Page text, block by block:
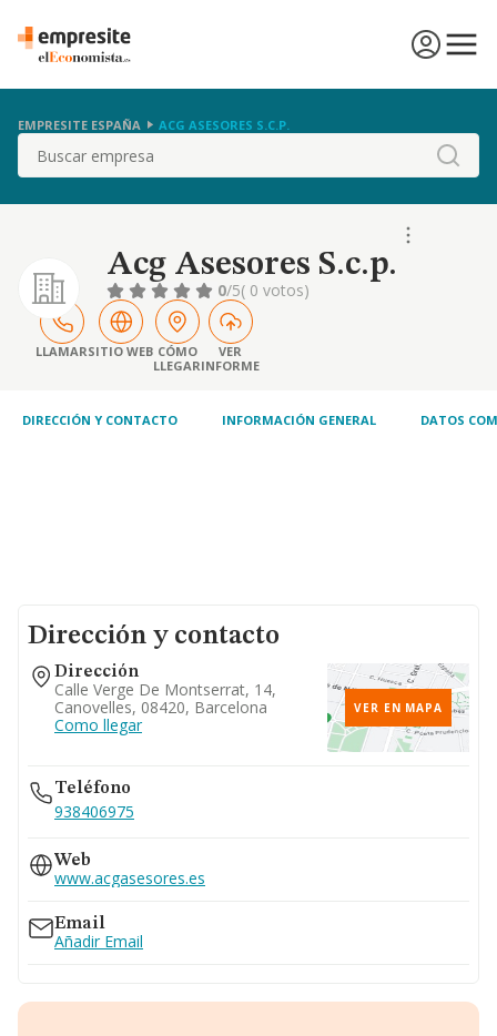
EMPRESITE ESPAÑA ACG ASESORES S.C.P.
Buscar
Acg Asesores S.c.p.
0/5( 0 votos)
LLAMARSITIO WEB CÓMO
LLEGAR
VER
INFORME
DIRECCIÓN Y CONTACTO INFORMACIÓN GENERAL DATOS
Dirección y contacto
Dirección
Calle Verge De Montserrat, 14,
Canovelles, 08420, Barcelona
Como llegar
VER EN MAPA
Teléfono
938406975
Web
www.acgasesores.es
Email
Añadir Email